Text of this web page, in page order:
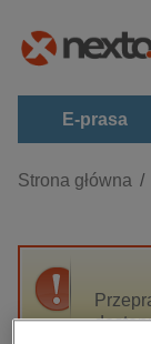
E-prasa
Kategorie
Strona główna